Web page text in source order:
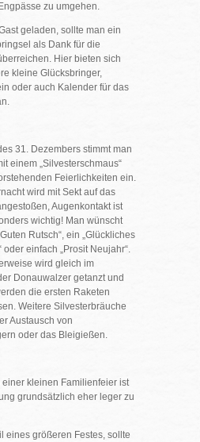
zu umgehen.
geladen, sollte man ein
als Dank für die
Hier bieten sich
kleine Glücksbringer,
oder auch Kalender für das
31. Dezembers stimmt man
einem „Silvesterschmaus“
Feierlichkeiten ein.
wird mit Sekt auf das
Augenkontakt ist
wichtig! Man wünscht
Rutsch“, ein „Glückliches
oder einfach „Prosit Neujahr“.
wird gleich im
Donauwalzer getanzt und
die ersten Raketen
Weitere Silvesterbräuche
Austausch von
oder das Bleigießen.
einer kleinen Familienfeier ist
grundsätzlich eher leger zu
eines größeren Festes, sollte